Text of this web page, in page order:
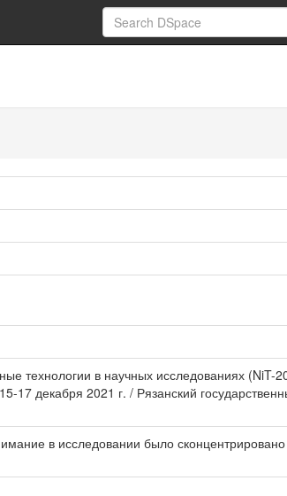
в научных исследованиях (NiT-
17 декабря 2021 г. / Рязанский
в исследовании было